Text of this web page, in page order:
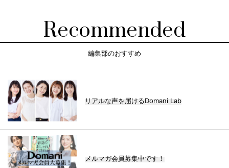
Recommended
編集部のおすすめ
リアルな声を届けるDomani Lab
メルマガ会員募集中です！